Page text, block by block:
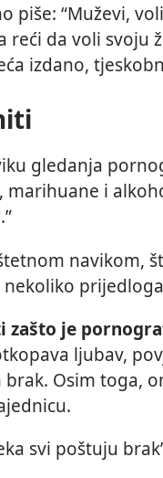
piše: “Muževi,
reći da voli svoju
izdano,
gledanja
marihuane i
navikom,
zašto je
ljubav,
Osim toga,
svi poštuju